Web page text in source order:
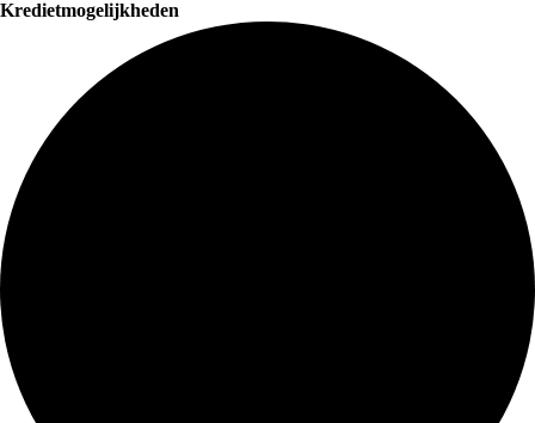
Kredietmogelijkheden